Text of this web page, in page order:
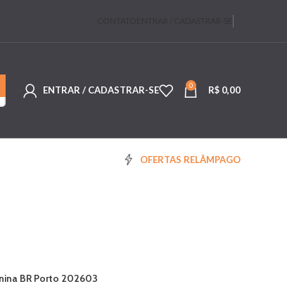
ENTRAR / CADASTRAR-SE 0 R$ 0,00
OFERTAS RELÂMPAGO
BR Porto 202603